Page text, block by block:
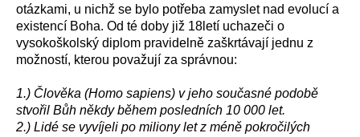
otázkami, u nichž se bylo potřeba zamyslet nad evolucí a
existencí Boha. Od té doby již 18letí uchazeči o
vysokoškolský diplom pravidelně zaškrtávají jednu z
možností, kterou považují za správnou:
1.) Člověka (Homo sapiens) v jeho současné podobě
stvořil Bůh někdy během posledních 10 000 let.
2.) Lidé se vyvíjeli po miliony let z méně pokročilých